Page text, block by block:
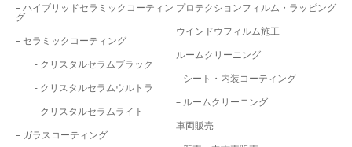
– ハイブリッドセラミックコーティン
グ
– セラミックコーティング
- クリスタルセラムブラック
- クリスタルセラムウルトラ
- クリスタルセラムライト
– ガラスコーティング
プロテクションフィルム・ラッピング
ウインドウフィルム施工
ルームクリーニング
– シート・内装コーティング
– ルームクリーニング
車両販売